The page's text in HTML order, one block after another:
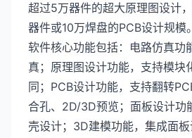
超过5万器件的超大原理图设计
器件或10万焊盘的PCB设计规模。
软件核心功能包括：电路仿真功
真；原理图设计功能，支持模块
同；PCB设计功能，支持翻转
合孔、2D/3D预览；面板设计功
壳设计；3D建模功能，集成面板